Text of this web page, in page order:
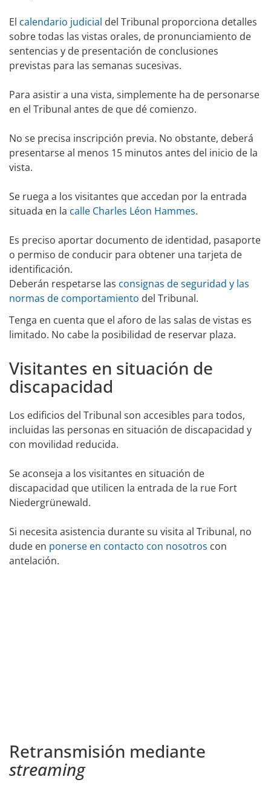
El calendario judicial del Tribunal proporciona detalles
sobre todas las vistas orales, de pronunciamiento de
sentencias y de presentación de conclusiones
previstas para las semanas sucesivas.
Para asistir a una vista, simplemente ha de personarse
en el Tribunal antes de que dé comienzo.
No se precisa inscripción previa. No obstante, deberá
presentarse al menos 15 minutos antes del inicio de la
vista.
Se ruega a los visitantes que accedan por la entrada
situada en la calle Charles Léon Hammes.
Es preciso aportar documento de identidad, pasaporte
o permiso de conducir para obtener una tarjeta de
identificación.
Deberán respetarse las consignas de seguridad y las
normas de comportamiento del Tribunal.
Tenga en cuenta que el aforo de las salas de vistas es
limitado. No cabe la posibilidad de reservar plaza.
Visitantes en situación de
discapacidad
Los edificios del Tribunal son accesibles para todos,
incluidas las personas en situación de discapacidad y
con movilidad reducida.
Se aconseja a los visitantes en situación de
discapacidad que utilicen la entrada de la rue Fort
Niedergrünewald.
Si necesita asistencia durante su visita al Tribunal, no
dude en ponerse en contacto con nosotros con
antelación.
Retransmisión mediante
streaming